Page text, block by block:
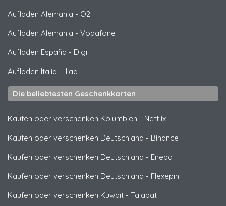
Aufladen Alemania - O2
Aufladen Alemania - Vodafone
Aufladen España - Digi
Aufladen Italia - Iliad
Die beliebtesten Geschenkkarten
Kaufen oder verschenken Kolumbien - Netflix
Kaufen oder verschenken Deutschland - Binance
Kaufen oder verschenken Deutschland - Eneba
Kaufen oder verschenken Deutschland - Flexepin
Kaufen oder verschenken Kuwait - Talabat